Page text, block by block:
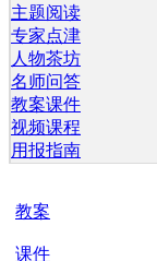
主题阅读
专家点津
人物茶坊
名师问答
教案课件
视频课程
用报指南
教案
课件